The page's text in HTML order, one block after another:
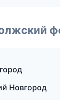
Новгород